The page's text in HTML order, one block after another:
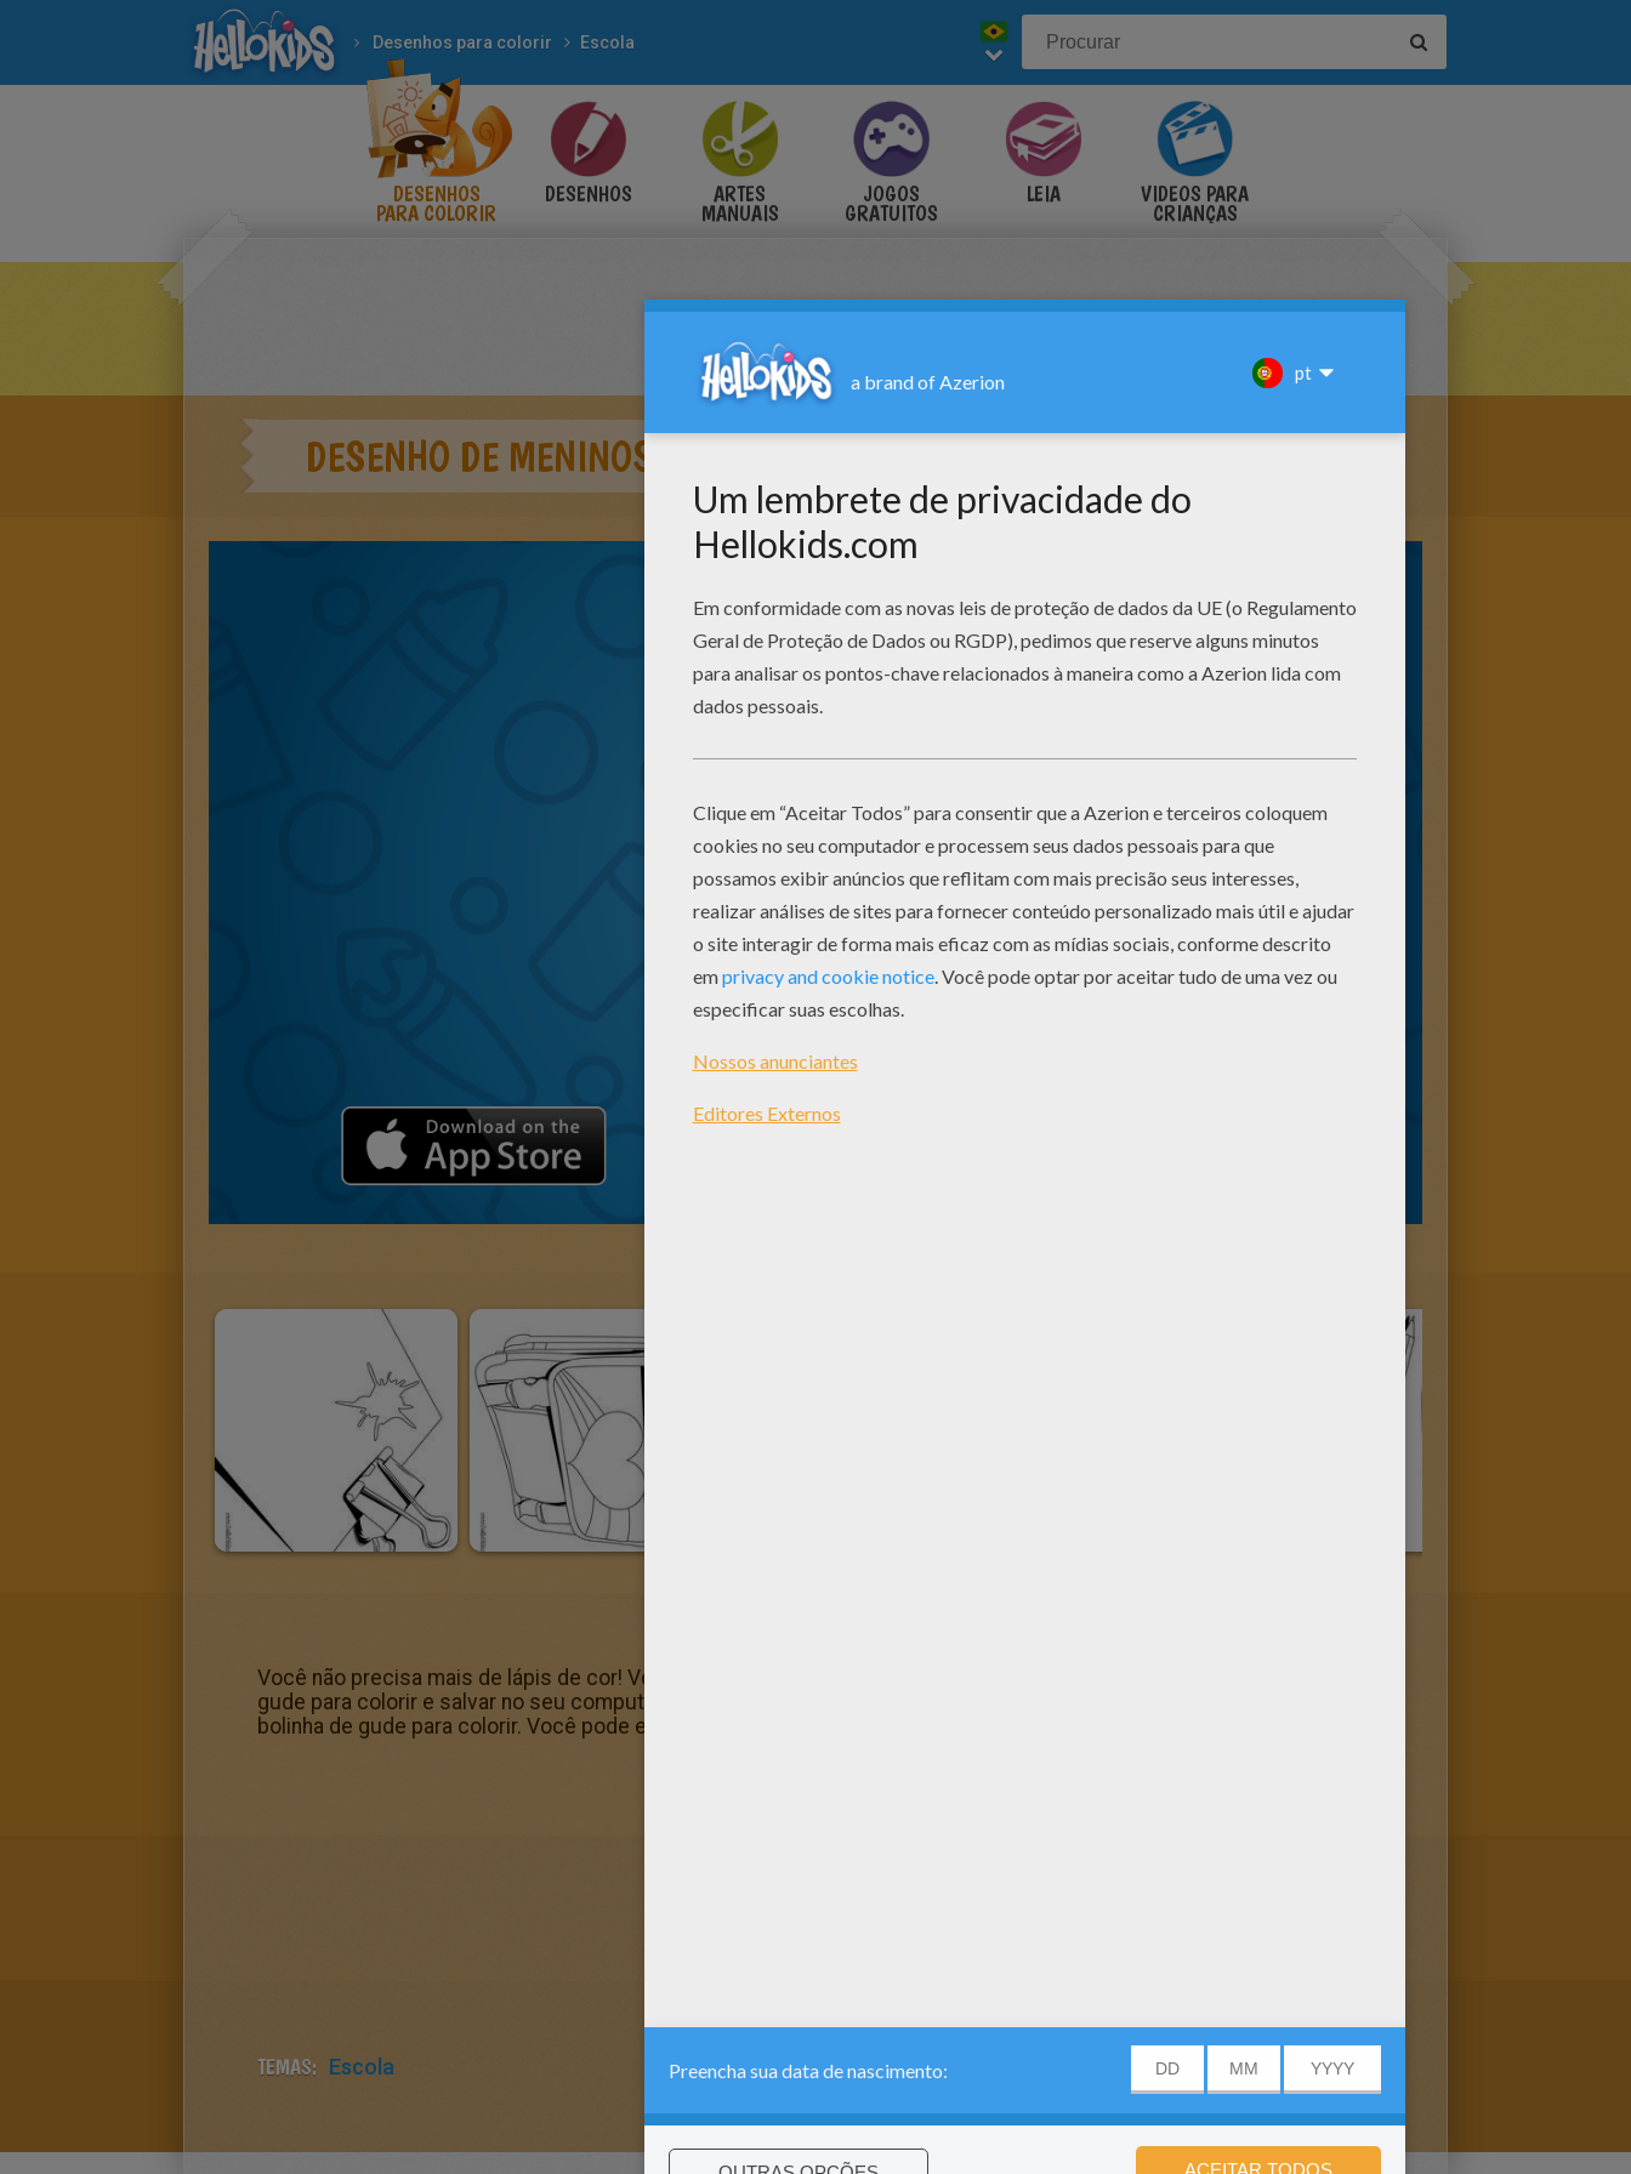
Desenhos para colorir Escola
DESENHOS
PARA COLORIR
DESENHOS ARTES
MANUAIS
JOGOS
GRATUITOS
LEIA VÍDEOS PARA
CRIANÇAS
DESENHO DE MENINOS JOGANDO BOLINHA DE GUDE PARA COLORIR
Você não precisa mais de lápis de cor! Você pode agora colorir online neste Desenho de meninos jogando bolinha de
gude para colorir e salvar no seu computador. Os memberos do Hellokids amam este Desenho de meninos jogando
bolinha de gude para colorir. Você pode escolher outras páginas para colorir do Páginas para colorir ESCOLA.
TEMAS: Escola